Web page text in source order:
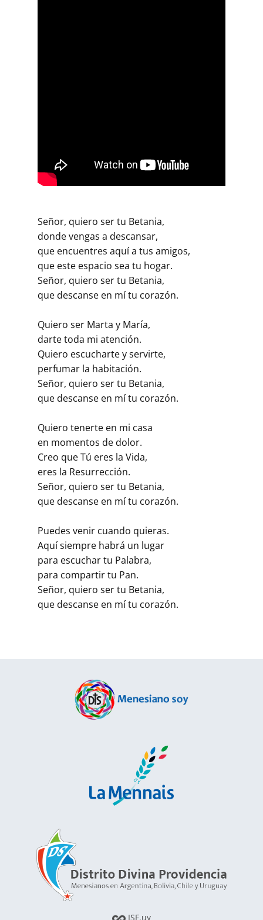
Señor, quiero ser tu Betania,
donde vengas a descansar,
que encuentres aquí a tus amigos,
que este espacio sea tu hogar.
Señor, quiero ser tu Betania,
que descanse en mí tu corazón.
Quiero ser Marta y María,
darte toda mi atención.
Quiero escucharte y servirte,
perfumar la habitación.
Señor, quiero ser tu Betania,
que descanse en mí tu corazón.
Quiero tenerte en mi casa
en momentos de dolor.
Creo que Tú eres la Vida,
eres la Resurrección.
Señor, quiero ser tu Betania,
que descanse en mí tu corazón.
Puedes venir cuando quieras.
Aquí siempre habrá un lugar
para escuchar tu Palabra,
para compartir tu Pan.
Señor, quiero ser tu Betania,
que descanse en mí tu corazón.
ISF.uy